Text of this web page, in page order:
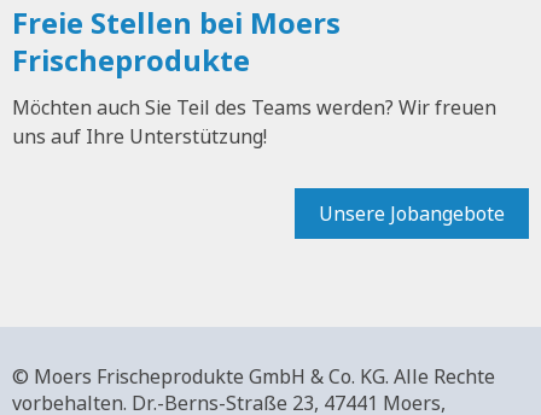
Freie Stellen bei Moers
Frischeprodukte
Möchten auch Sie Teil des Teams werden? Wir freuen
uns auf Ihre Unterstützung!
Unsere Jobangebote
© Moers Frischeprodukte GmbH & Co. KG. Alle Rechte
vorbehalten. Dr.-Berns-Straße 23, 47441 Moers,